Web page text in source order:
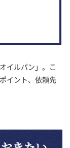
イルパン」。こ
イント、依頼先